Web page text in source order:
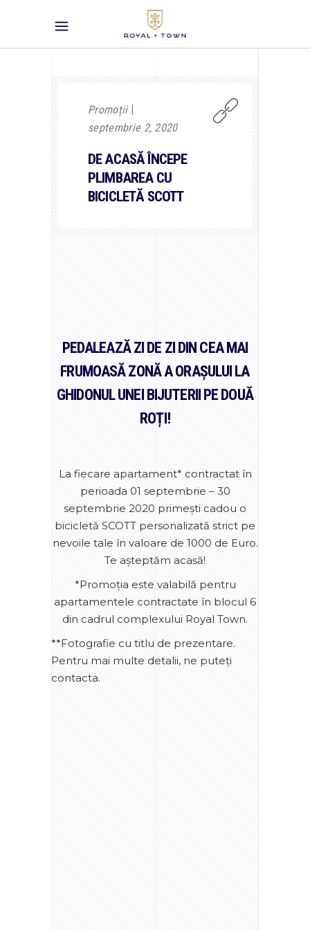
Promoții
septembrie 2, 2020
DE ACASĂ ÎNCEPE
PLIMBAREA CU
BICICLETĂ SCOTT
PEDALEAZĂ ZI DE ZI DIN CEA MAI
FRUMOASĂ ZONĂ A ORAȘULUI LA
GHIDONUL UNEI BIJUTERII PE DOUĂ
ROȚI!
La fiecare apartament* contractat în
perioada 01 septembrie – 30
septembrie 2020 primești cadou o
bicicletă SCOTT personalizată strict pe
nevoile tale în valoare de 1000 de Euro.
Te așteptăm acasă!
*Promoția este valabilă pentru
apartamentele contractate în blocul 6
din cadrul complexului Royal Town.
**Fotografie cu titlu de prezentare.
Pentru mai multe detalii, ne puteți
contacta.